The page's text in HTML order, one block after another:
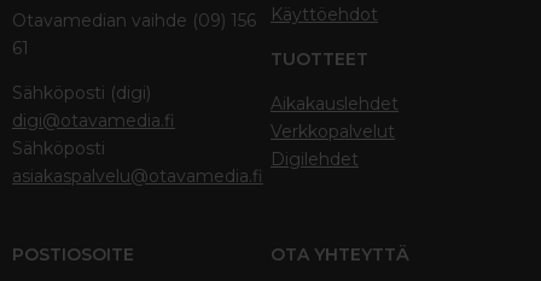
Otavamedian vaihde (09) 156
61
Sähköposti (digi)
digi@otavamedia.fi
Sähköposti
asiakaspalvelu@otavamedia.fi
Käyttöehdot
TUOTTEET
Aikakauslehdet
Verkkopalvelut
Digilehdet
POSTIOSOITE OTA YHTEYTTÄ